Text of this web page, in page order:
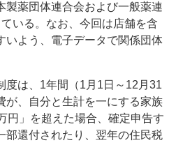
製薬団体連合会および一般薬連
いる。なお、今回は店舗を含
いよう、電子データで関係団体
は、1年間（1月1日～12月31
が、自分と生計を一にする家族
円」を超えた場合、確定申告す
部還付されたり、翌年の住民税